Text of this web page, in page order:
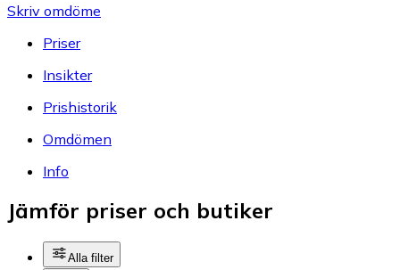
Skriv omdöme
Priser
Insikter
Prishistorik
Omdömen
Info
Jämför priser och butiker
Alla filter